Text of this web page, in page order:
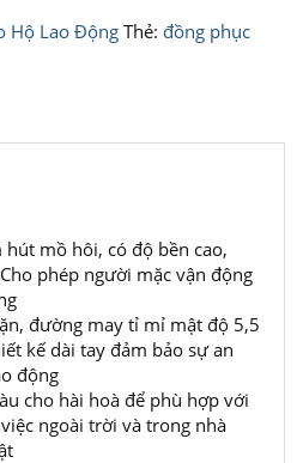
Hộ Lao Động Thẻ: đồng phục
hút mồ hôi, có độ bền cao,
phép người mặc vận động
đường may tỉ mỉ mật độ 5,5
kế dài tay đảm bảo sự an
động
cho hài hoà để phù hợp với
ngoài trời và trong nhà